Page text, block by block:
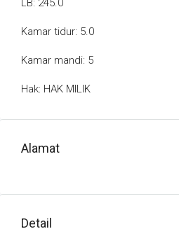
LB: 245.0
Kamar tidur: 5.0
Kamar mandi: 5
Hak: HAK MILIK
Alamat
Detail